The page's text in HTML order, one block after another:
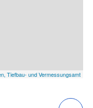
Tiefbau- und Vermessungsamt